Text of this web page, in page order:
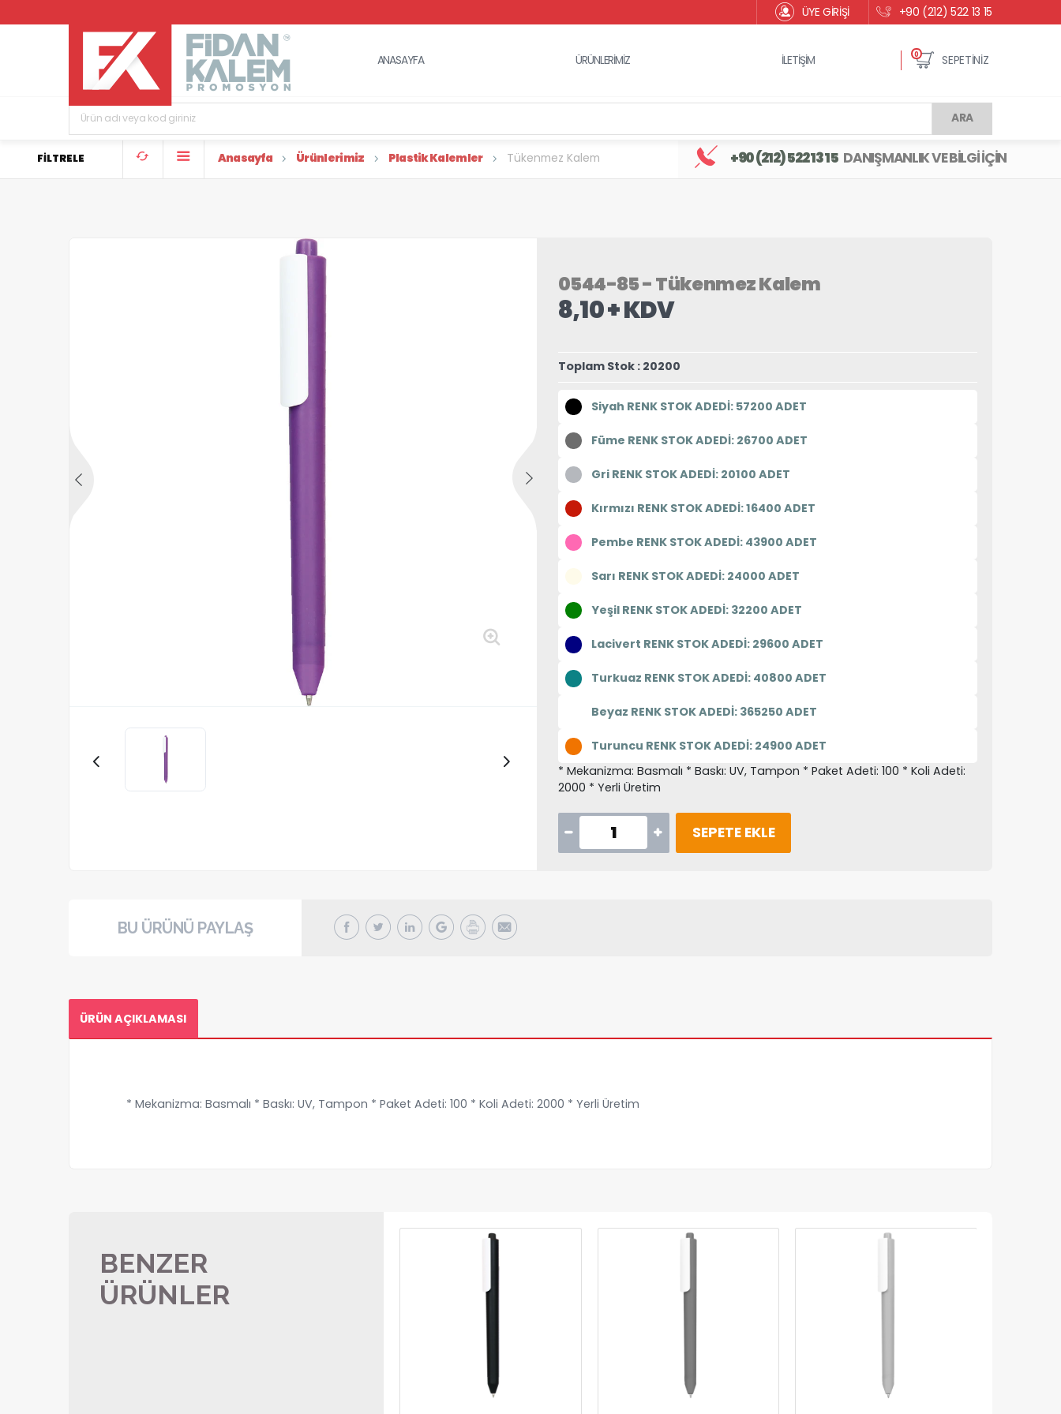
ÜYE GİRİŞİ +90 (212) 522 13 15
ANASAYFA ÜRÜNLERİMİZ İLETİŞİM 0 SEPETİNİZ
ARA
FİLTRELE Anasayfa Ürünlerimiz Plastik Kalemler Tükenmez Kalem +90 (212) 522 13 15 DANIŞMANLIK VE BİLGİ İÇİN
0544-85 - Tükenmez Kalem
8,10 + KDV
Toplam Stok : 20200
Siyah RENK STOK ADEDİ: 57200 ADET
Füme RENK STOK ADEDİ: 26700 ADET
Gri RENK STOK ADEDİ: 20100 ADET
Kırmızı RENK STOK ADEDİ: 16400 ADET
Pembe RENK STOK ADEDİ: 43900 ADET
Sarı RENK STOK ADEDİ: 24000 ADET
Yeşil RENK STOK ADEDİ: 32200 ADET
Lacivert RENK STOK ADEDİ: 29600 ADET
Turkuaz RENK STOK ADEDİ: 40800 ADET
Beyaz RENK STOK ADEDİ: 365250 ADET
Turuncu RENK STOK ADEDİ: 24900 ADET
* Mekanizma: Basmalı * Baskı: UV, Tampon * Paket Adeti: 100 * Koli Adeti:
2000 * Yerli Üretim
SEPETE EKLE
BU ÜRÜNÜ PAYLAŞ
ÜRÜN AÇIKLAMASI
* Mekanizma: Basmalı * Baskı: UV, Tampon * Paket Adeti: 100 * Koli Adeti: 2000 * Yerli Üretim
BENZER
ÜRÜNLER